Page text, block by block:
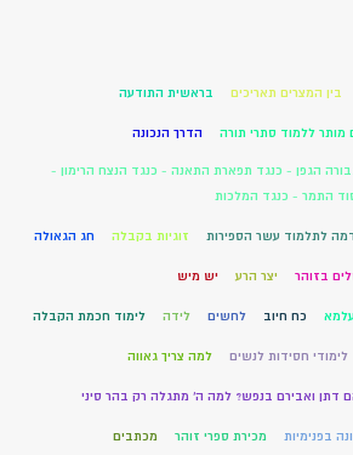
בין המצרים תאריכים בראשית התודעה
מותר ללמוד סתרי תורה הדרך הנכונה
הגפן - כנגד תפארת התאנה - כנגד הנצח הרימון -
התמר - כנגד המלכות
לתלמוד עשר הספירות זוגיות בקבלה חג הגאולה
בזוהר יצר הרע יש מיש
כח חיוב לחשים לידה לימוד חכמת הקבלה
לימודי חסידות לנשים למה צריך גאווה
דתן ואבירם בנפש? למה ה' מתגלה רק בהר סיני
בפנימיות מכירת ספרי זוהר מכתבים